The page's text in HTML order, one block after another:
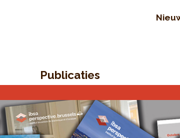
Publicaties